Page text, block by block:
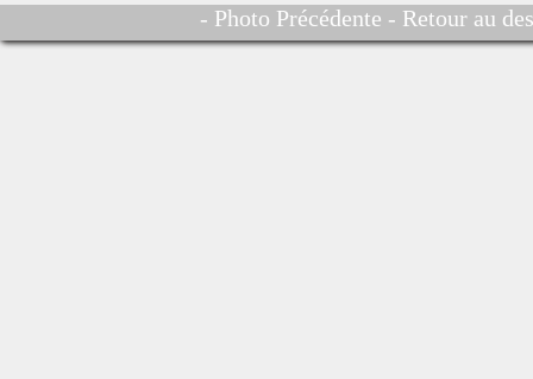
- Photo Précédente - Retour au